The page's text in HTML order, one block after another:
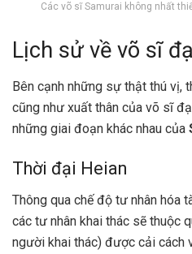
Các võ sĩ Samurai không nhất
Lịch sử về võ sĩ
Bên cạnh những sự thật thú vị,
cũng như xuất thân của võ sĩ
những giai đoạn khác nhau của
Thời đại Heian
Thông qua chế độ tư nhân
các tư nhân khai thác sẽ thuộc
người khai thác) được cải cách